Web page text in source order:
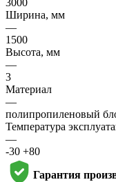
Ширина, мм
—
1500
Высота, мм
—
3
Материал
—
полипропиленовый
Температура
—
-30 +80
Гарантия